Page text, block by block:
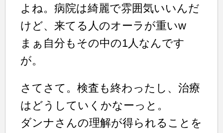
よね。病院は綺麗で雰囲気いいんだ
けど、来てる人のオーラが重いw
まぁ自分もその中の1人なんです
が。
さてさて。検査も終わったし、治療
はどうしていくかなーっと。
ダンナさんの理解が得られることを